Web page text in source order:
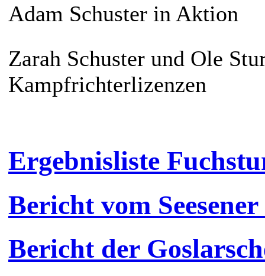
Adam Schuster in Aktion
Zarah Schuster und Ole
Kampfrichterlizenzen
Ergebnisliste
Bericht vom
Bericht der